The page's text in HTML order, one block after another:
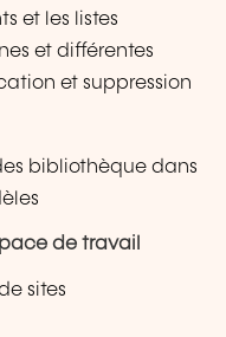
et les listes
et différentes
et suppression
bibliothèque dans
de travail
sites